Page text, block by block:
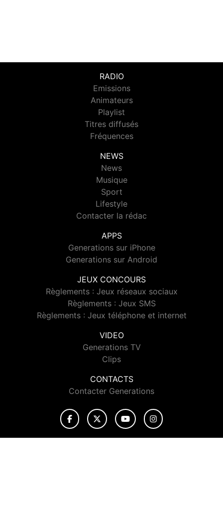
RADIO
Emissions
Animateurs
Playlist
Titres diffusés
Fréquences
NEWS
News
Musique
Sport
Lifestyle
Contacter la rédac
APPS
Generations sur iPhone
Generations sur Android
JEUX CONCOURS
Règlements : Jeux réseaux sociaux
Règlements : Jeux SMS
Règlements : Jeux téléphone et internet
VIDEO
Generations TV
Clips
CONTACTS
Contacter Generations